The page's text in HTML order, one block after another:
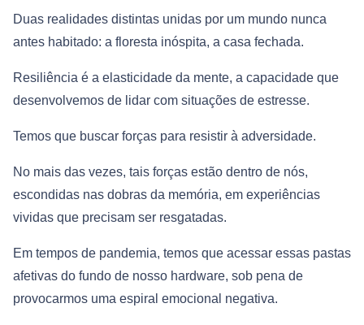
Duas realidades distintas unidas por um mundo nunca
antes habitado: a floresta inóspita, a casa fechada.
Resiliência é a elasticidade da mente, a capacidade que
desenvolvemos de lidar com situações de estresse.
Temos que buscar forças para resistir à adversidade.
No mais das vezes, tais forças estão dentro de nós,
escondidas nas dobras da memória, em experiências
vividas que precisam ser resgatadas.
Em tempos de pandemia, temos que acessar essas pastas
afetivas do fundo de nosso hardware, sob pena de
provocarmos uma espiral emocional negativa.